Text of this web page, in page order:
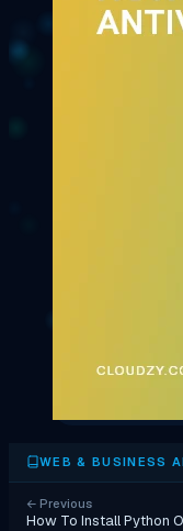
WEB & BUSINESS
← Previous
How To Install Python